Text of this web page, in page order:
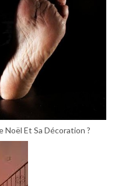
Noël Et Sa Décoration ?